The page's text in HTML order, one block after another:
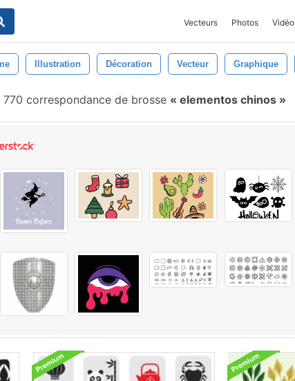
Vecteurs Photos Vidéo
Illustration Décoration Vecteur Graphique
770 correspondance de brosse elementos chinos